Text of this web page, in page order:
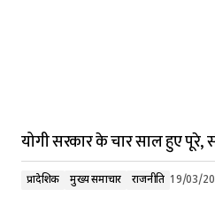
योगी सरकार के चार साल हुए पूरे,
प्रादेशिक मुख्य समाचार राजनीति 19/03/